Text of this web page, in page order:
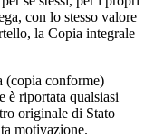
con lo stesso valore
la Copia integrale
(copia conforme)
è riportata qualsiasi
originale di Stato
motivazione.